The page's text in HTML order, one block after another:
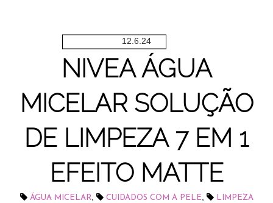
12.6.24
NIVEA ÁGUA
MICELAR SOLUÇÃO
DE LIMPEZA 7 EM 1
EFEITO MATTE
ÁGUA MICELAR, CUIDADOS COM A PELE,
LIMPEZA